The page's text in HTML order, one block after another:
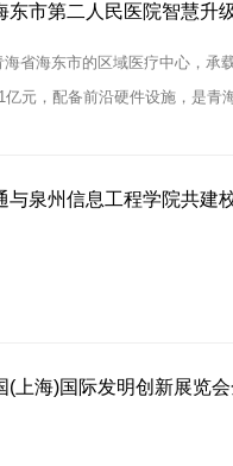
东市第二人民医院智慧升
省海东市的区域医疗中心，
元，配备前沿硬件设施，是
与泉州信息工程学院共建
(上海)国际发明创新展览